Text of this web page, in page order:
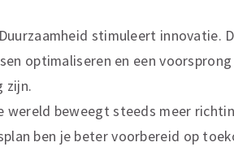
stimuleert innovatie.
optimaliseren en een
zijn.
beweegt steeds meer
ben je beter voorbereid op